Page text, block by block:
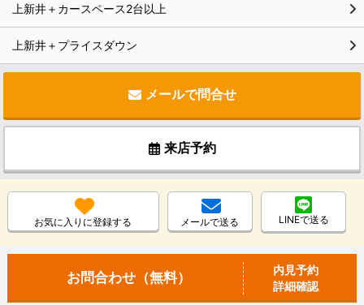
上新井＋カースペース2台以上
上新井＋プライスダウン
メールで問合せ
来店予約
お気に入りに登録する メールで送る LINEで送る
お問合わせ（無料）
内見予約
詳細確認